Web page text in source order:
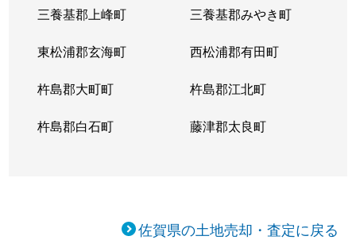
三養基郡上峰町 三養基郡みやき町
東松浦郡玄海町 西松浦郡有田町
杵島郡大町町 杵島郡江北町
杵島郡白石町 藤津郡太良町
佐賀県の土地売却・査定に戻る